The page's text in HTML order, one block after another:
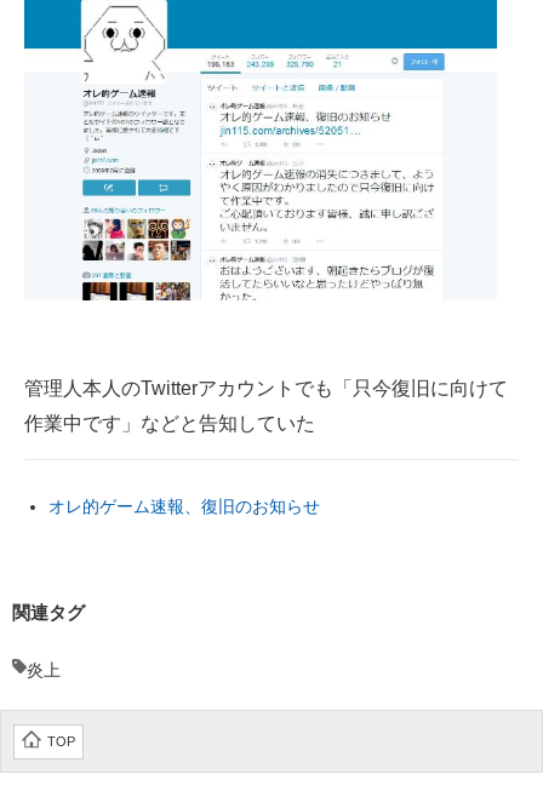
ちょっと気になるネットの話題
管理人本人のTwitterアカウントでも「只今復旧に向けて
作業中です」などと告知していた
オレ的ゲーム速報、復旧のお知らせ
関連タグ
炎上
TOP